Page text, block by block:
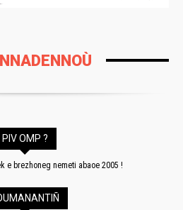
PIV OMP ?
e brezhoneg nemeti abaoe 2005 !